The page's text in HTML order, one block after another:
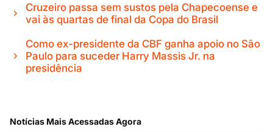
Cruzeiro passa sem sustos pela Chapecoense e
vai às quartas de final da Copa do Brasil
Como ex-presidente da CBF ganha apoio no São
Paulo para suceder Harry Massis Jr. na
presidência
Notícias Mais Acessadas Agora